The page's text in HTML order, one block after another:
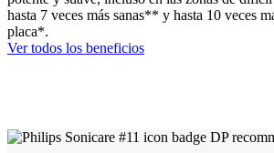
hasta 7 veces más sanas** y hasta 10 veces
placa*.
Ver todos los beneficios